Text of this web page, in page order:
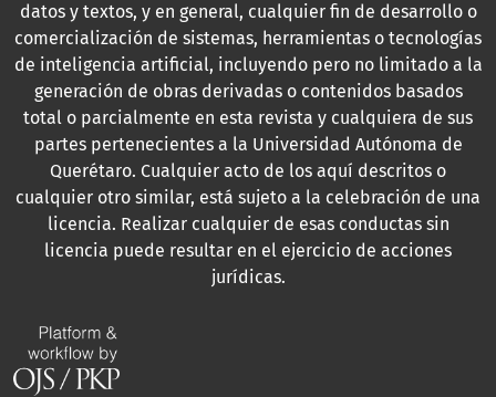
datos y textos, y en general, cualquier fin de desarrollo o
comercialización de sistemas, herramientas o tecnologías
de inteligencia artificial, incluyendo pero no limitado a la
generación de obras derivadas o contenidos basados
total o parcialmente en esta revista y cualquiera de sus
partes pertenecientes a la Universidad Autónoma de
Querétaro. Cualquier acto de los aquí descritos o
cualquier otro similar, está sujeto a la celebración de una
licencia. Realizar cualquier de esas conductas sin
licencia puede resultar en el ejercicio de acciones
jurídicas.